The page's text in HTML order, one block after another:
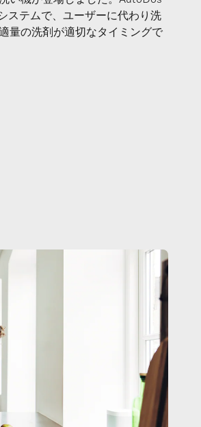
ステムで、ユーザーに代わり洗
量の洗剤が適切なタイミングで